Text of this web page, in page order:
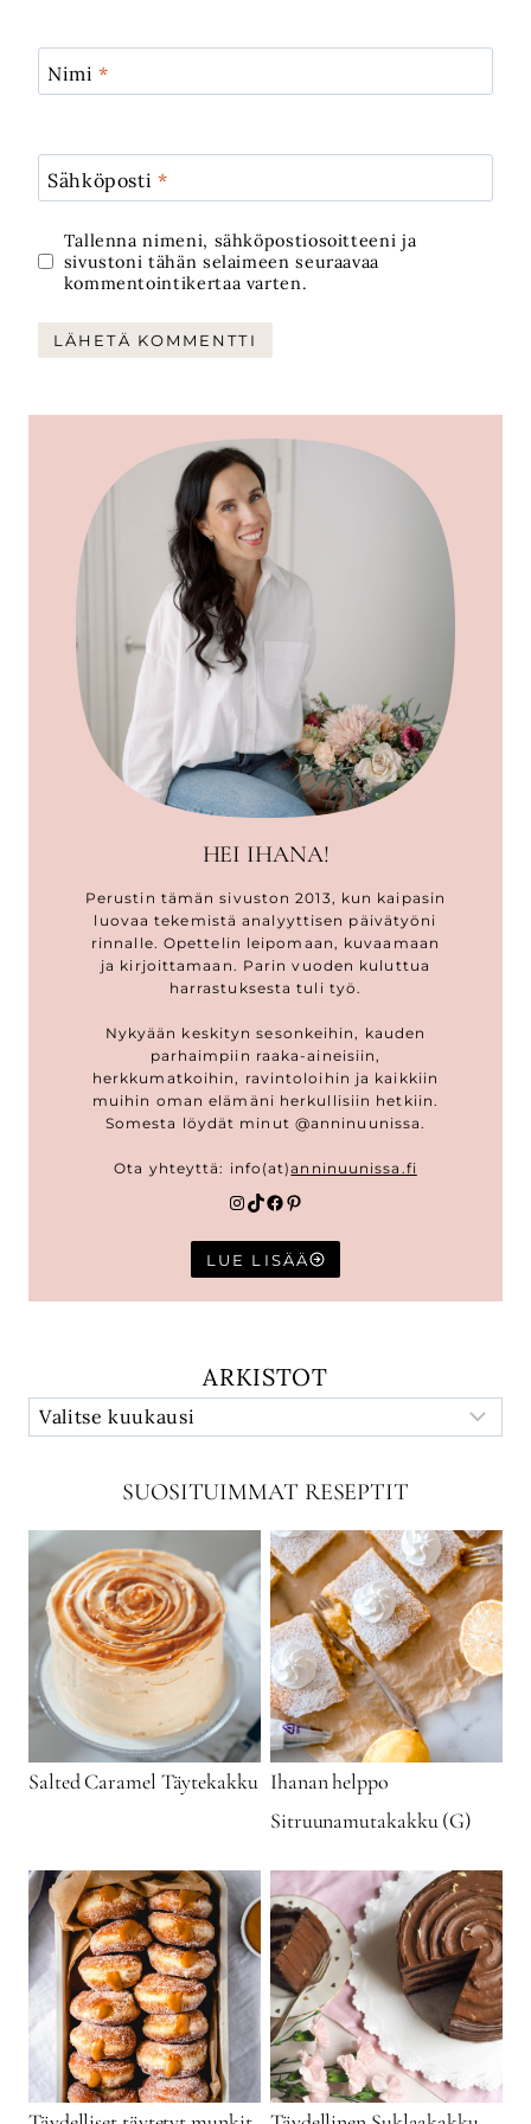
Nimi*
Sähköposti*
Tallenna nimeni, sähköpostiosoitteeni ja
sivustoni tähän selaimeen seuraavaa
kommentointikertaa varten.
HEI IHANA!
Perustin tämän sivuston 2013, kun kaipasin
luovaa tekemistä analyyttisen päivätyöni
rinnalle. Opettelin leipomaan, kuvaamaan
ja kirjoittamaan. Parin vuoden kuluttua
harrastuksesta tuli työ.
Nykyään keskityn sesonkeihin, kauden
parhaimpiin raaka-aineisiin,
herkkumatkoihin, ravintoloihin ja kaikkiin
muihin oman elämäni herkullisiin hetkiin.
Somesta löydät minut @anninuunissa.
Ota yhteyttä: info(at)anninuunissa.fi
Instagram
TikTok
Facebook
Pinterest
LUE LISÄÄ
ARKISTOT
SUOSITUIMMAT RESEPTIT
Salted Caramel Täytekakku Ihanan helppo
Sitruunamutakakku (G)